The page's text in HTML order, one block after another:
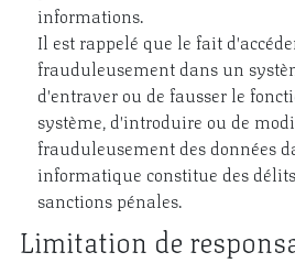
informations.
Il est rappelé que le fait
frauduleusement dans un
d'entraver ou de fausser le
système, d'introduire ou de
frauduleusement des données
informatique constitue des
sanctions pénales.
Limitation de